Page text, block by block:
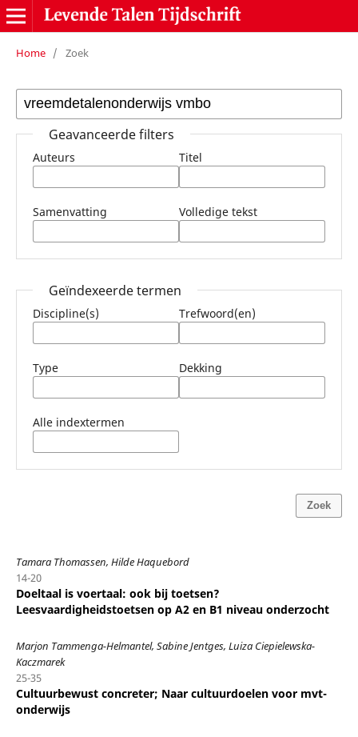
Home / Zoek
Geavanceerde filters
Auteurs Titel
Samenvatting Volledige tekst
Geïndexeerde termen
Discipline(s) Trefwoord(en)
Type Dekking
Alle indextermen
Zoek
Tamara Thomassen, Hilde Haquebord
14-20
Doeltaal is voertaal: ook bij toetsen?
Leesvaardigheidstoetsen op A2 en B1 niveau onderzocht
Marjon Tammenga-Helmantel, Sabine Jentges, Luiza Ciepielewska-
Kaczmarek
25-35
Cultuurbewust concreter; Naar cultuurdoelen voor mvt-
onderwijs